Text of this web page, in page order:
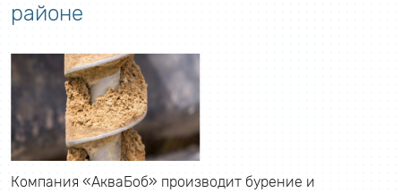
районе
Компания «АкваБоб» производит бурение и